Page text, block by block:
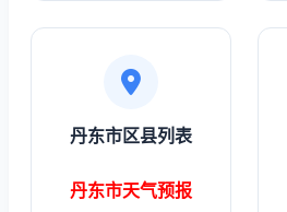
丹东市区县列表
丹东市天气预报